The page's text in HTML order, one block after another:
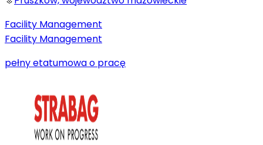
Facility Management
Facility Management
pełny etatumowa o pracę